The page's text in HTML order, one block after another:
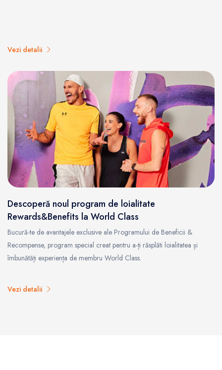
Vezi detalii
Descoperă noul program de loialitate
Rewards&Benefits la World Class
Bucură-te de avantajele exclusive ale Programului de Beneficii &
Recompense, program special creat pentru a-ți răsplăti loialitatea și
îmbunătăți experiența de membru World Class.
Vezi detalii